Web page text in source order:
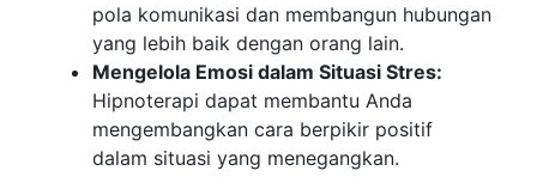
pola komunikasi dan membangun hubungan
yang lebih baik dengan orang lain.
Mengelola Emosi dalam Situasi Stres:
Hipnoterapi dapat membantu Anda
mengembangkan cara berpikir positif
dalam situasi yang menegangkan.